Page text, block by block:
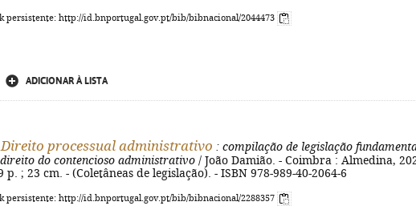
persistente: http://id.bnportugal.gov.pt/bib/bibnacional/2044473
ADICIONAR À LISTA
Direito processual administrativo : compilação de legislação
do contencioso administrativo / João Damião. - Coimbra : Almedina,
p. ; 23 cm. - (Coletâneas de legislação). - ISBN 978-989-40-2064-6
persistente: http://id.bnportugal.gov.pt/bib/bibnacional/2288357